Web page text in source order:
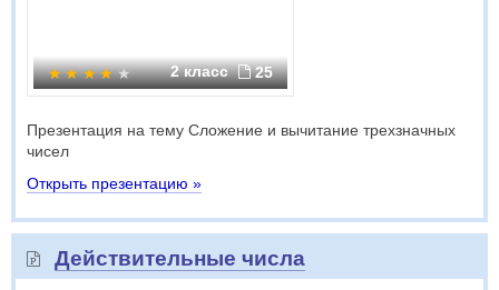
2 класс 25
Презентация на тему Сложение и вычитание трехзначных
чисел
Открыть презентацию »
Действительные числа